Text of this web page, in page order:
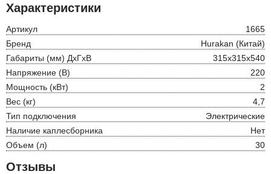
Характеристики
Артикул
1665
Бренд
Hurakan (Китай)
Габариты (мм) ДхГхВ
315x315x540
Напряжение (В)
220
Мощность (кВт)
2
Вес (кг)
4,7
Тип подключения
Электрические
Наличие каплесборника
Нет
Объем (л)
30
Отзывы